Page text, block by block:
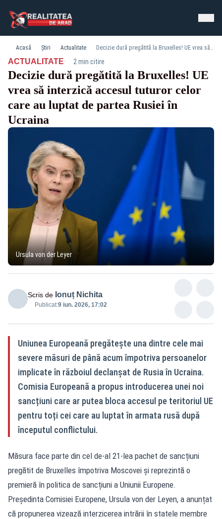
Acasă Știri Actualitate Decizie dură pregătită la Bruxelles! UE vrea să interzică accesul tuturor celor care au luptat de partea Rusiei în Ucraina
ACTUALITATE· 2 min citire
Decizie dură pregătită la Bruxelles! UE
vrea să interzică accesul tuturor celor
care au luptat de partea Rusiei în
Ucraina
Ursula von der Leyer
Scris de Ionuț Nichita
Publicat:9 iun. 2026, 17:02
Uniunea Europeană pregătește una dintre cele mai
severe măsuri de până acum împotriva persoanelor
implicate în războiul declanșat de Rusia în Ucraina.
Comisia Europeană a propus introducerea unei noi
sancțiuni care ar putea bloca accesul pe teritoriul UE
pentru toți cei care au luptat în armata rusă după
începutul conflictului.
Măsura face parte din cel de-al 21-lea pachet de sancțiuni
pregătit de Bruxelles împotriva Moscovei și reprezintă o
premieră în politica de sancțiuni a Uniunii Europene.
Președinta Comisiei Europene, Ursula von der Leyen, a anunțat
că propunerea vizează interzicerea intrării în statele membre